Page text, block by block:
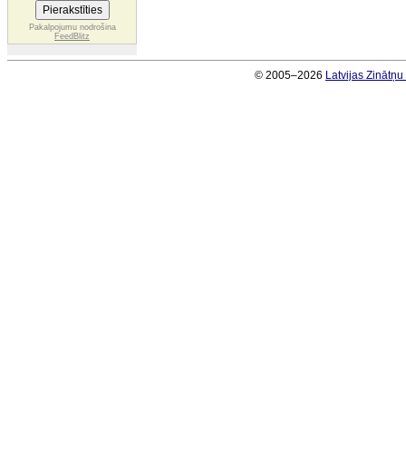
Pakalpojumu nodrošina
FeedBlitz
© 2005–2026 Latvijas